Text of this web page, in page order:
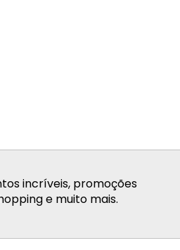
incríveis, promoções
e muito mais.